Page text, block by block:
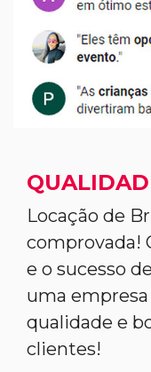
Locação de
comprovada!
e o sucesso
uma
qualidade e
clientes!